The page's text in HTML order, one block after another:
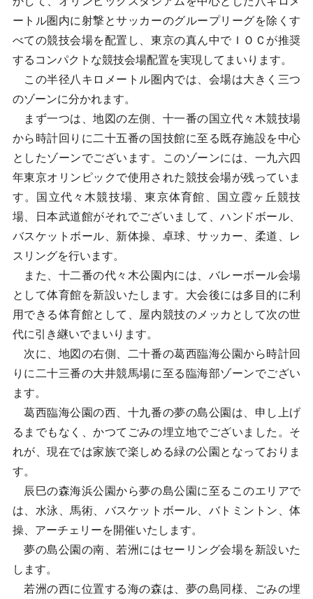
ートル圏内に射撃とサッカーのグループリーグを除くす
べての競技会場を配置し、東京の真ん中でＩＯＣが推奨
するコンパクトな競技会場配置を実現してまいります。
この半径八キロメートル圏内では、会場は大きく三つ
のゾーンに分かれます。
まず一つは、地図の左側、十一番の国立代々木競技場
から時計回りに二十五番の国技館に至る既存施設を中心
としたゾーンでございます。このゾーンには、一九六四
年東京オリンピックで使用された競技会場が残っていま
す。国立代々木競技場、東京体育館、国立霞ヶ丘競技
場、日本武道館がそれでございまして、ハンドボール、
バスケットボール、新体操、卓球、サッカー、柔道、レ
スリングを行います。
また、十二番の代々木公園内には、バレーボール会場
として体育館を新設いたします。大会後には多目的に利
用できる体育館として、屋内競技のメッカとして次の世
代に引き継いでまいります。
次に、地図の右側、二十番の葛西臨海公園から時計回
りに二十三番の大井競馬場に至る臨海部ゾーンでござい
ます。
葛西臨海公園の西、十九番の夢の島公園は、申し上げ
るまでもなく、かつてごみの埋立地でございました。そ
れが、現在では家族で楽しめる緑の公園となっておりま
す。
辰巳の森海浜公園から夢の島公園に至るこのエリアで
は、水泳、馬術、バスケットボール、バトミントン、体
操、アーチェリーを開催いたします。
夢の島公園の南、若洲にはセーリング会場を新設いた
します。
若洲の西に位置する海の森は、夢の島同様、ごみの埋